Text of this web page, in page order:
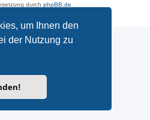
um Ihnen den
der Nutzung zu
durch phpBB.de